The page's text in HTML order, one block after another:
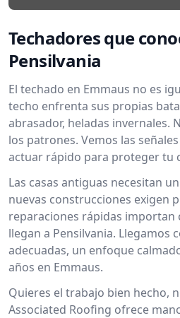
Techadores que
Pensilvania
El techado en Emmaus no es
techo enfrenta sus propias
abrasador, heladas invernales.
los patrones. Vemos las
actuar rápido para proteger tu
Las casas antiguas necesitan
nuevas construcciones exigen
reparaciones rápidas importan
llegan a Pensilvania. Llegamos
adecuadas, un enfoque
años en Emmaus.
Quieres el trabajo bien hecho,
Associated Roofing ofrece